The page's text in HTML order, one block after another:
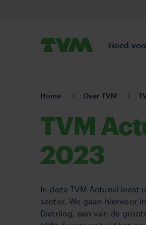
TVMGoed
You
here:
Home Over TVM
TVM
2023
In deze TVM Actueel leest
sector. We gaan hiervoor
Distrilog, een van de